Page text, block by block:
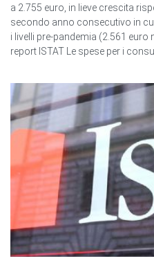
a 2.755 euro, in lieve crescita
secondo anno consecutivo in
i livelli pre-pandemia (2.561 euro
report ISTAT Le spese per i